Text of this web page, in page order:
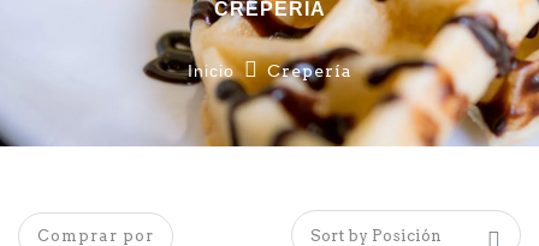
CREPERÍA
Inicio Crepería
Comprar por